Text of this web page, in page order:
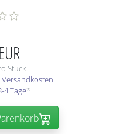
Stück
Versandkosten
4 Tage*